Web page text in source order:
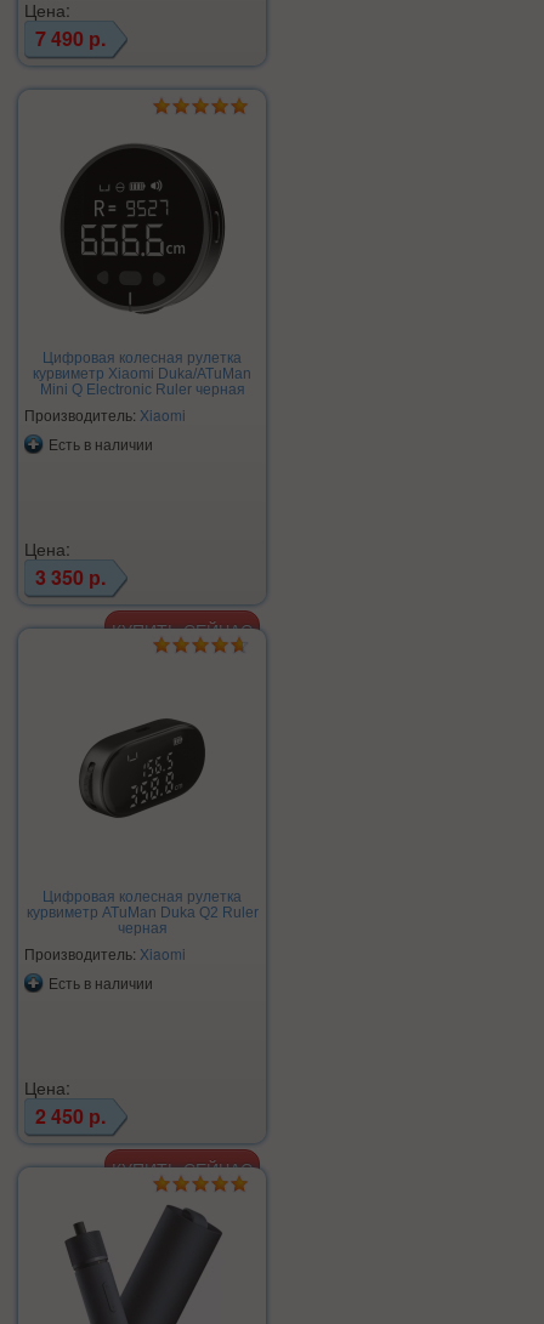
Цена:
7 490 р.
Цифровая колесная рулетка
курвиметр Xiaomi Duka/ATuMan
Mini Q Electronic Ruler черная
Производитель: Xiaomi
Есть в наличии
Цена:
3 350 р.
Цифровая колесная рулетка
курвиметр ATuMan Duka Q2 Ruler
черная
Производитель: Xiaomi
Есть в наличии
Цена:
2 450 р.